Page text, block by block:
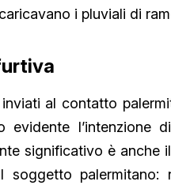
i pluviali di
inviati al contatto
evidente l’intenzione
significativo è anche il
soggetto